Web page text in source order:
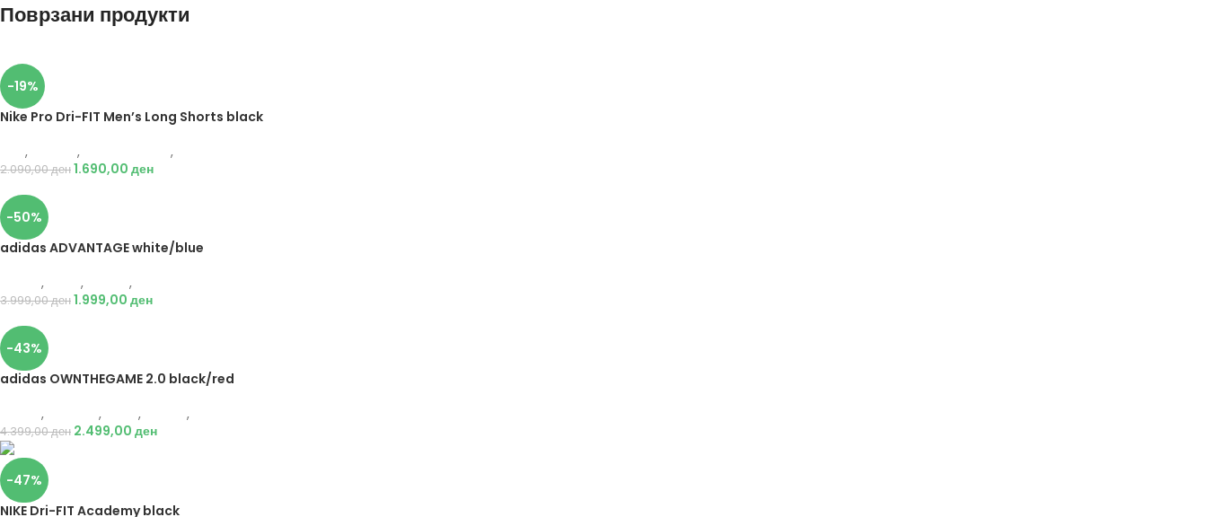
Поврзани продукти
-19%
Nike Pro Dri-FIT Men’s Long Shorts black
, , ,
2.090,00ден1.690,00 ден
-50%
adidas ADVANTAGE white/blue
, , ,
3.999,00ден1.999,00 ден
-43%
adidas OWNTHEGAME 2.0 black/red
, , , ,
4.399,00ден 2.499,00 ден
-47%
NIKE Dri-FIT Academy black